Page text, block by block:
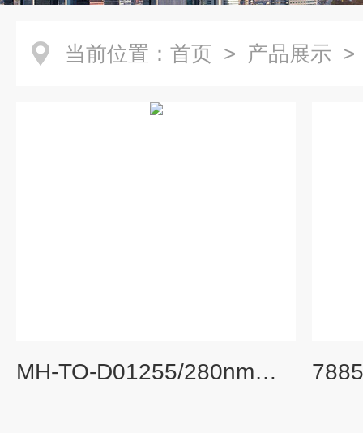
当前位置： 首页 > 产品展示
MH-TO-D01255/280nm双波长紫外LED光源灯